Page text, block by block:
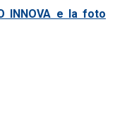
INNOVA e la foto